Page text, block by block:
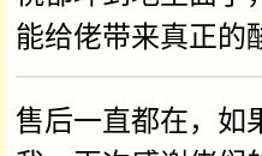
能给佬带来真正的
售后一直都在，如